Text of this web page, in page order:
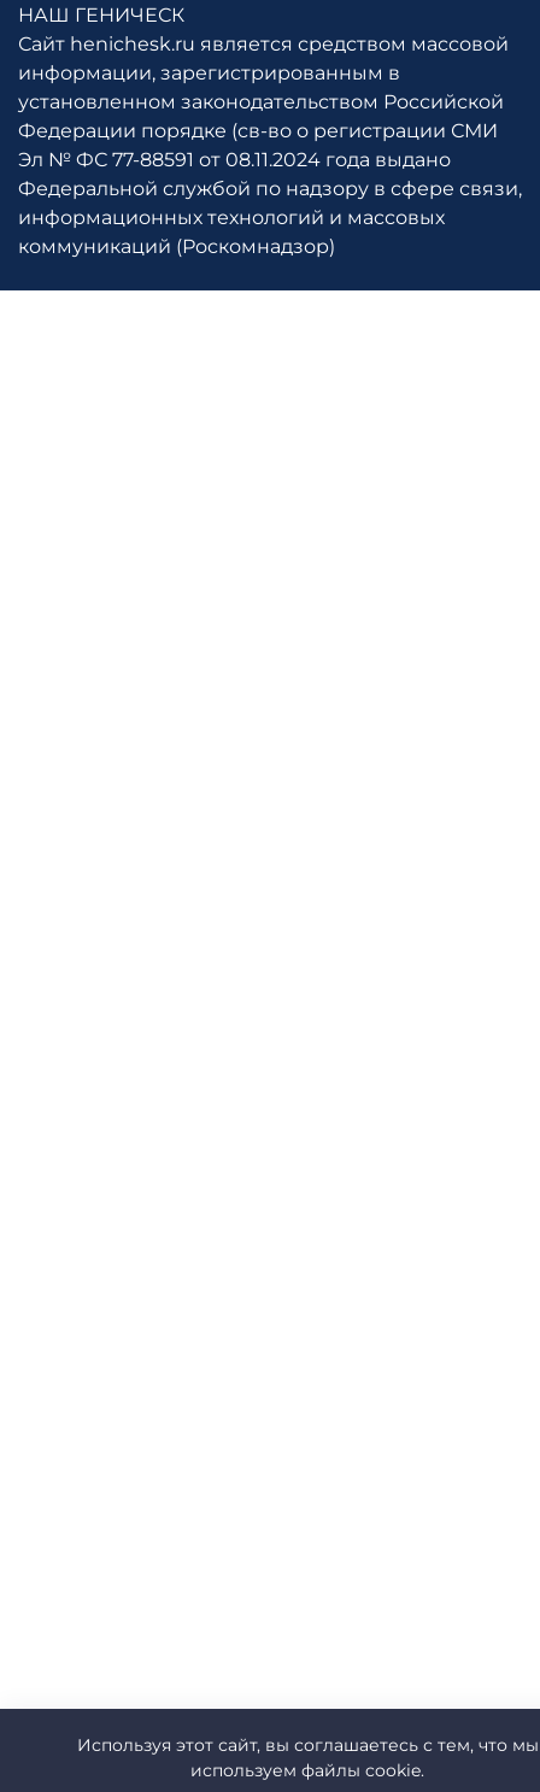
Используя этот сайт, вы соглашаетесь с тем, что мы
используем файлы cookie.
НАШ ГЕНИЧЕСК
Сайт henichesk.ru является средством массовой
информации, зарегистрированным в
установленном законодательством Российской
Федерации порядке (св-во о регистрации СМИ
Эл № ФС 77-88591 от 08.11.2024 года выдано
Федеральной службой по надзору в сфере связи,
информационных технологий и массовых
коммуникаций (Роскомнадзор)